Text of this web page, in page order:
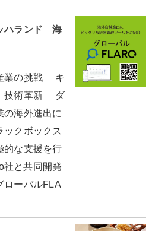
ハランド 海
業の挑戦 キ
技術革新 ダ
の海外進出に
ックボックス
的な支援を行
社と共同開発
ローバルFLA